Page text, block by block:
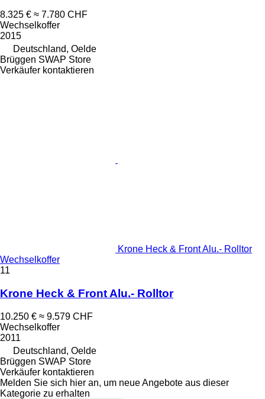
8.325 € ≈ 7.780 CHF
Wechselkoffer
2015
Deutschland, Oelde
Brüggen SWAP Store
Verkäufer kontaktieren
Krone Heck & Front Alu.- Rolltor
Wechselkoffer
11
Krone Heck & Front Alu.- Rolltor
10.250 € ≈ 9.579 CHF
Wechselkoffer
2011
Deutschland, Oelde
Brüggen SWAP Store
Verkäufer kontaktieren
Melden Sie sich hier an, um neue Angebote aus dieser
Kategorie zu erhalten